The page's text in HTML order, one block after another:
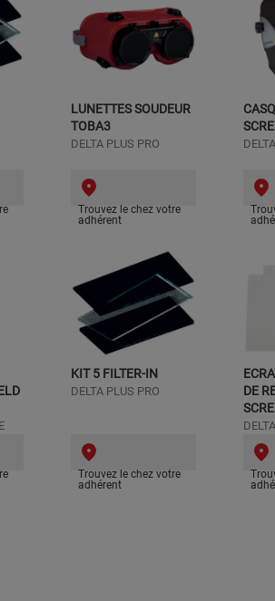
LUNETTES SOUDEUR
TOBA3
DELTA PLUS PRO
Trouvez le chez votre
adhérent
KIT 5 FILTER-IN
DELTA PLUS PRO
Trouvez le chez votre
adhérent
DE